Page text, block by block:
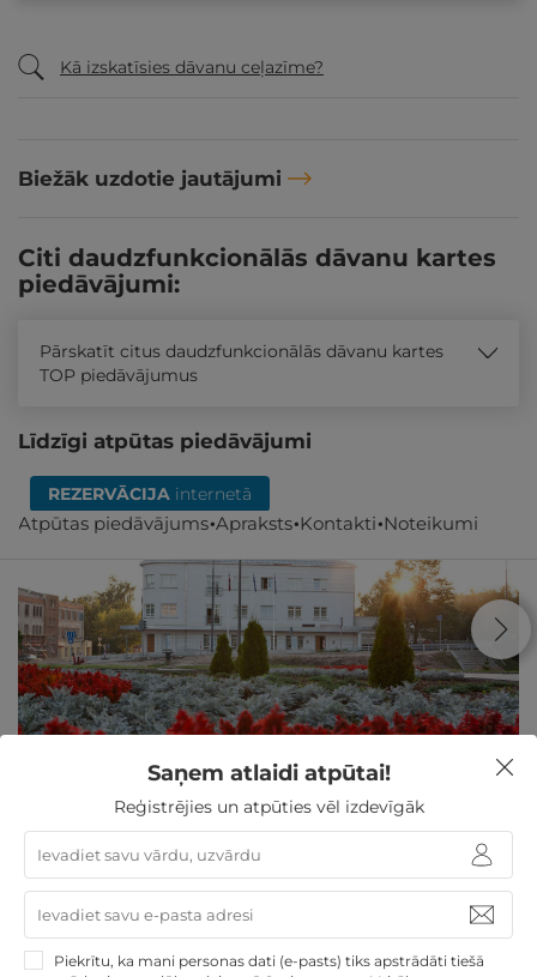
Kā izskatīsies dāvanu ceļazīme?
Biežāk uzdotie jautājumi
Atpūtas piedāvājums Apraksts Kontakti Noteikumi
Citi daudzfunkcionālās dāvanu kartes
piedāvājumi:
Pārskatīt citus daudzfunkcionālās dāvanu kartes
TOP piedāvājumus
Līdzīgi atpūtas piedāvājumi
REZERVĀCIJA internetā
1 nakts atpūta ar brokastīm kolorītajā Rēzeknē
Rēzekne,Kolonna Hotel Rēzekne ★ ★ ★
59€
par nakti
GRIBU
Saņem atlaidi atpūtai!
Reģistrējies un atpūties vēl izdevīgāk
Piekrītu, ka mani personas dati (e-pasts) tiks apstrādāti tiešā